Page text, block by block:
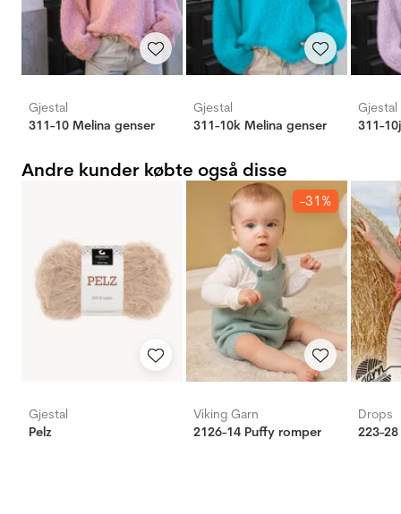
Gjestal
311-10 Melina genser
Gjestal
311-10k Melina genser
Gjestal
311-
Andre kunder købte også disse
Gjestal
Pelz
-31%
Viking Garn
2126-14 Puffy romper
Drops
223-